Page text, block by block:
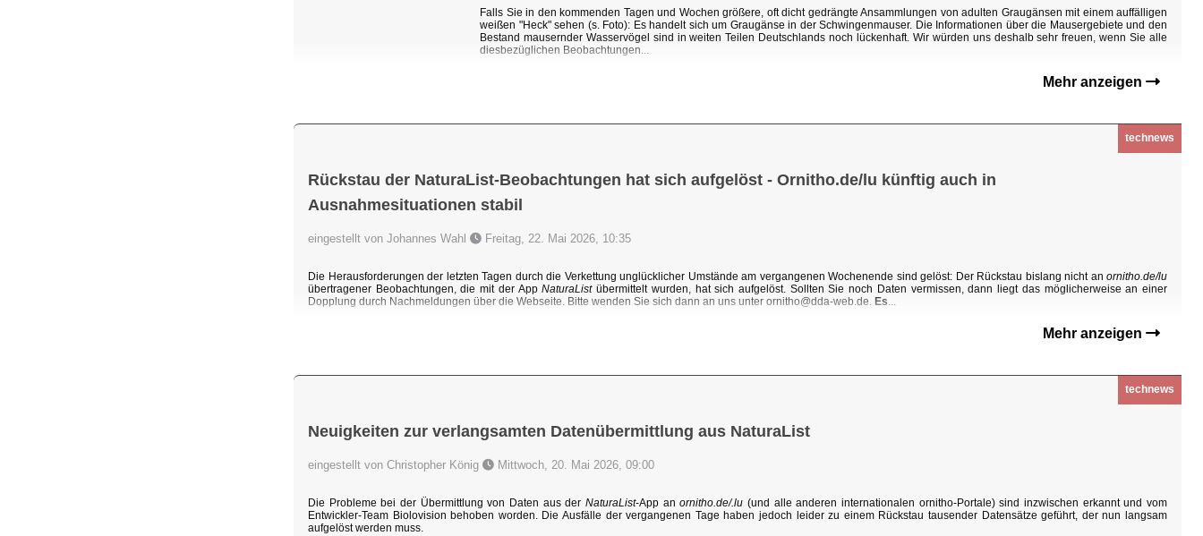
Falls Sie in den kommenden Tagen und Wochen größere, oft dicht gedrängte Ansammlungen von adulten Graugänsen mit einem auffälligen
weißen "Heck" sehen (s. Foto): Es handelt sich um Graugänse in der Schwingenmauser. Die Informationen über die Mausergebiete und den
Bestand mausernder Wasservögel sind in weiten Teilen Deutschlands noch lückenhaft. Wir würden uns deshalb sehr freuen, wenn Sie alle
diesbezüglichen Beobachtungen...
Mehr anzeigen
technews
Rückstau der NaturaList-Beobachtungen hat sich aufgelöst - Ornitho.de/lu künftig auch in
Ausnahmesituationen stabil
eingestellt von Johannes Wahl Freitag, 22. Mai 2026, 10:35
Die Herausforderungen der letzten Tagen durch die Verkettung unglücklicher Umstände am vergangenen Wochenende sind gelöst: Der Rückstau bislang nicht an ornitho.de/lu
übertragener Beobachtungen, die mit der AppNaturaListübermittelt wurden, hat sich aufgelöst. Sollten Sie noch Daten vermissen, dann liegt das möglicherweise an einer
Dopplung durch Nachmeldungen über die Webseite. Bitte wenden Sie sich dann an uns unter ornitho@dda-web.de. Es...
Mehr anzeigen
technews
Neuigkeiten zur verlangsamten Datenübermittlung aus NaturaList
eingestellt von Christopher König Mittwoch, 20. Mai 2026, 09:00
Die Probleme bei der Übermittlung von Daten aus der NaturaList-App anornitho.de/.lu (und alle anderen internationalen ornitho-Portale) sind inzwischen erkannt und vom
Entwickler-Team Biolovision behoben worden. Die Ausfälle der vergangenen Tage haben jedoch leider zu einem Rückstau tausender Datensätze geführt, der nun langsam
aufgelöst werden muss.